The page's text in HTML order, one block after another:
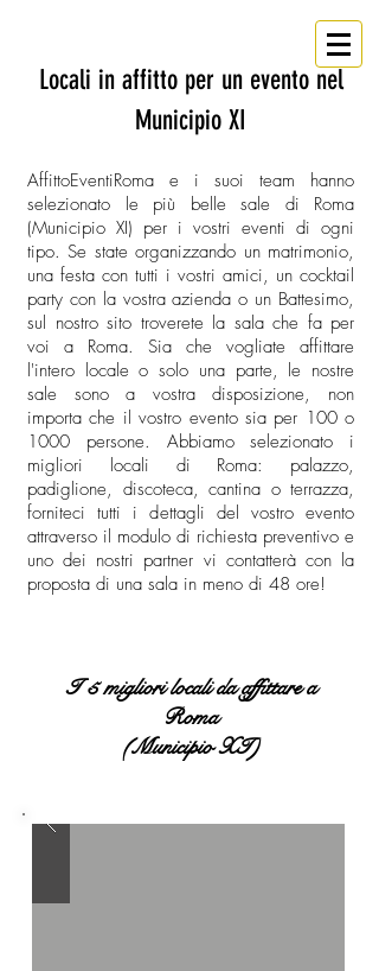
Ho un locale
Locali in affitto per un evento nel
Municipio XI
AffittoEventiRoma e i suoi team hanno
selezionato le più belle sale di Roma
(Municipio XI) per i vostri eventi di ogni
tipo. Se state organizzando un matrimonio,
una festa con tutti i vostri amici, un cocktail
party con la vostra azienda o un Battesimo,
sul nostro sito troverete la sala che fa per
voi a Roma. Sia che vogliate affittare
l'intero locale o solo una parte, le nostre
sale sono a vostra disposizione, non
importa che il vostro evento sia per 100 o
1000 persone. Abbiamo selezionato i
migliori locali di Roma: palazzo,
padiglione, discoteca, cantina o terrazza,
forniteci tutti i dettagli del vostro evento
attraverso il modulo di richiesta preventivo e
uno dei nostri partner vi contatterà con la
proposta di una sala in meno di 48 ore!
I 5 migliori locali da affittare a
Roma
(Municipio XI)